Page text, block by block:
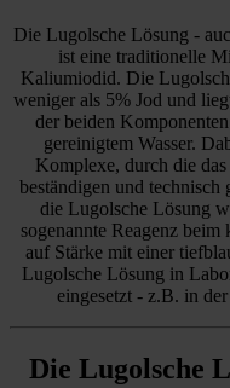
Die Lugolsche Lösung -
ist eine traditionelle
Kaliumiodid. Die
weniger als 5% Jod und
der beiden
gereinigtem Wasser.
Komplexe, durch die
beständigen und
die Lugolsche Lösung
sogenannte Reagenz beim
auf Stärke mit einer
Lugolsche Lösung in
eingesetzt - z.B. in
Die Lugolsche